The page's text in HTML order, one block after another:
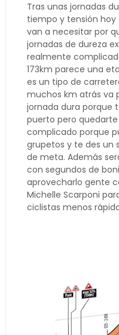
Tras unas jornadas
tiempo y tensión hoy
van a necesitar por
jornadas de dureza
realmente
173km parece una
es un tipo de
muchos km atrás va
jornada dura porque
puerto pero
complicado porque
grupetos y te des un
de meta. Además
con segundos de
aprovecharlo gente
Michelle Scarponi
ciclistas menos